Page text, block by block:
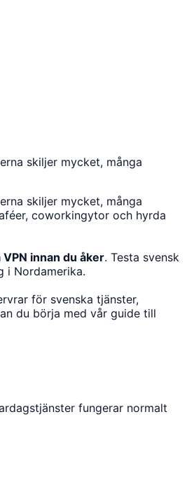
skiljer mycket, många
skiljer mycket, många
coworkingytor och hyrda
innan du åker. Testa svensk
i Nordamerika.
för svenska tjänster,
du börja med vår guide till
fungerar normalt